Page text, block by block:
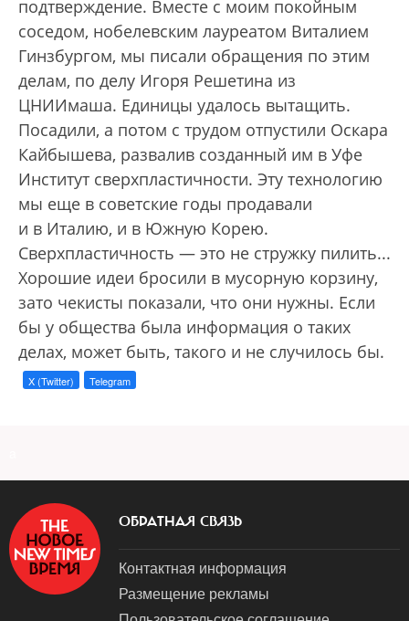
подтверждение. Вместе с моим покойным
соседом, нобелевским лауреатом Виталием
Гинзбургом, мы писали обращения по этим
делам, по делу Игоря Решетина из
ЦНИИмаша. Единицы удалось вытащить.
Посадили, а потом с трудом отпустили Оскара
Кайбышева, развалив созданный им в Уфе
Институт сверхпластичности. Эту технологию
мы еще в советские годы продавали
и в Италию, и в Южную Корею.
Сверхпластичность — это не стружку пилить...
Хорошие идеи бросили в мусорную корзину,
зато чекисты показали, что они нужны. Если
бы у общества была информация о таких
делах, может быть, такого и не случилось бы.
X (Twitter) Telegram
ОБРАТНАЯ СВЯЗЬ
Контактная информация
Размещение рекламы